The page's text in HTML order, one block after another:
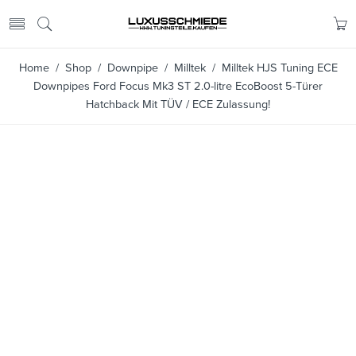
Home/ Shop/ Downpipe/ Milltek/ Milltek HJS Tuning ECE
Downpipes Ford Focus Mk3 ST 2.0-litre EcoBoost 5-Türer
Hatchback Mit TÜV / ECE Zulassung!